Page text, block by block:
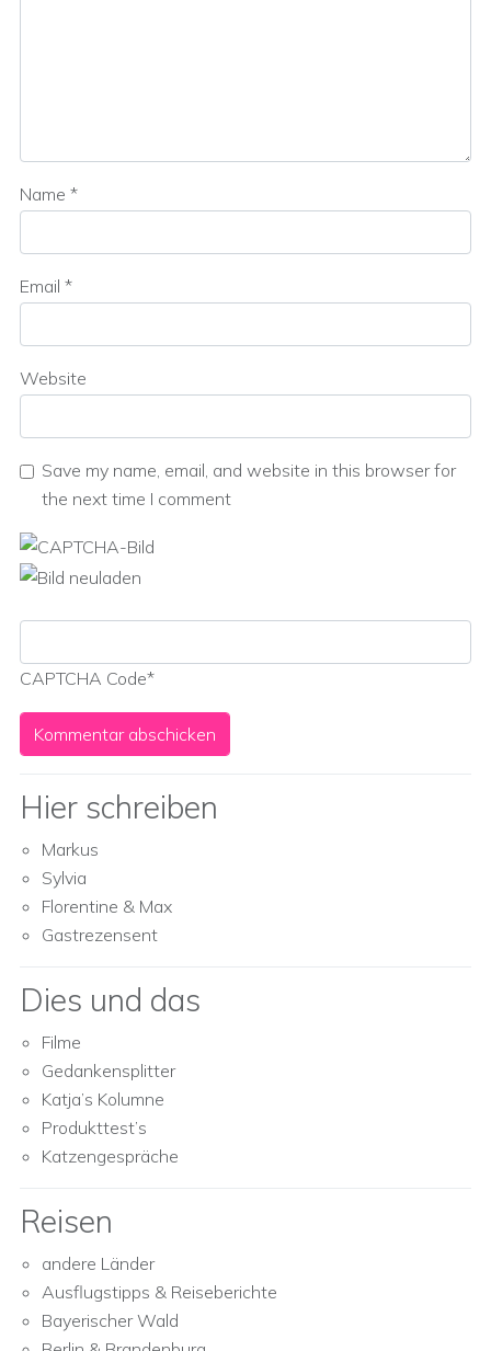
Name *
Email *
Website
Save my name, email, and website in this browser for
the next time I comment
CAPTCHA Code*
Hier schreiben
Markus
Sylvia
Florentine & Max
Gastrezensent
Dies und das
Filme
Gedankensplitter
Katja’s Kolumne
Produkttest’s
Katzengespräche
Reisen
andere Länder
Ausflugstipps & Reiseberichte
Bayerischer Wald